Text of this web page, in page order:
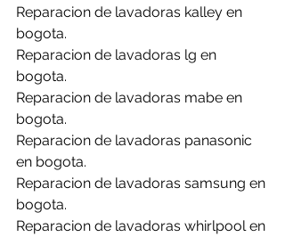
Reparacion de lavadoras kalley en
bogota.
Reparacion de lavadoras lg en
bogota.
Reparacion de lavadoras mabe en
bogota.
Reparacion de lavadoras panasonic
en bogota.
Reparacion de lavadoras samsung en
bogota.
Reparacion de lavadoras whirlpool en